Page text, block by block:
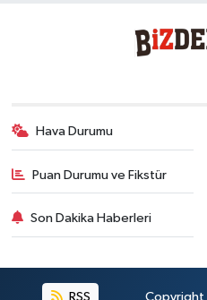
Hava Durumu
Puan Durumu ve Fikstür
Son Dakika Haberleri
RSS Copyright